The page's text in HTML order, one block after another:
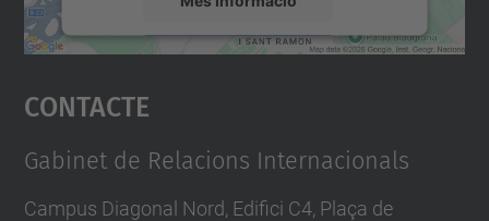
Accepta
powered by
Contacte
Gabinet de Relacions Internacionals
Campus Diagonal Nord, Edifici C4, Plaça de